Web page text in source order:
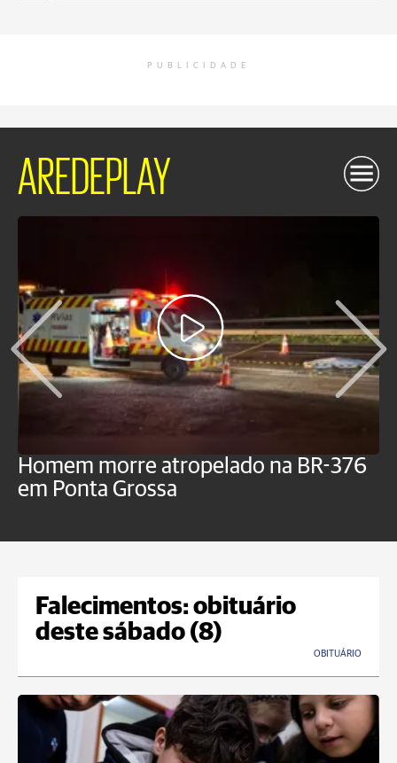
PUBLICIDADE
AREDEPLAY
Homem morre atropelado na BR-376
em Ponta Grossa
Falecimentos: obituário
deste sábado (8)
OBITUÁRIO